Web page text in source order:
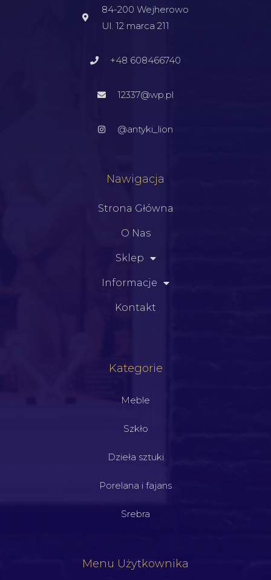
84-200 Wejherowo
Ul. 12 marca 211
+48 608466740
12337@wp.pl
@antyki_lion
Nawigacja
Strona Główna
O Nas
Sklep
Informacje
Kontakt
Kategorie
Meble
Szkło
Dzieła sztuki
Porelana i fajans
Srebra
Menu Użytkownika